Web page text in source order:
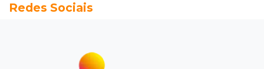
Foragido que se passava por pastor morre
Certidão
Redes Sociais